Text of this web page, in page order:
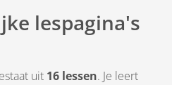
lespagina's
uit 16 lessen. Je leert